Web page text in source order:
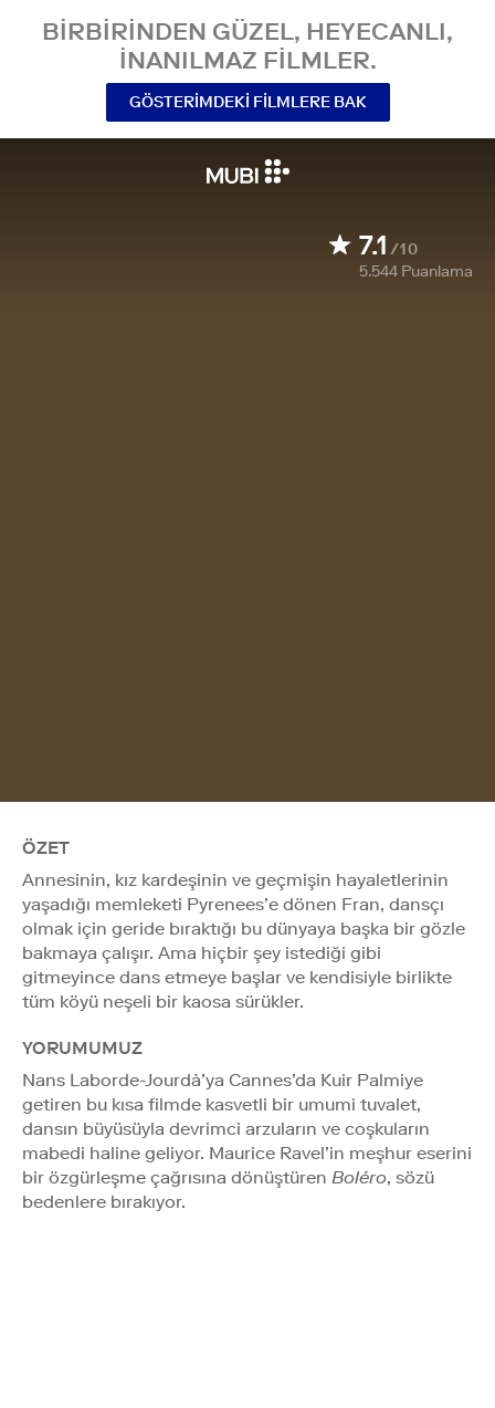
BIRBIRINDEN GÜZEL, HEYECANLI,
INANILMAZ FILMLER.
GÖSTERIMDEKI FILMLERE BAK
7.1 /10
5.544 Puanlama
ÖZET
Annesinin, kız kardeşinin ve geçmişin hayaletlerinin
yaşadığı memleketi Pyrenees’e dönen Fran, dansçı
olmak için geride bıraktığı bu dünyaya başka bir gözle
bakmaya çalışır. Ama hiçbir şey istediği gibi
gitmeyince dans etmeye başlar ve kendisiyle birlikte
tüm köyü neşeli bir kaosa sürükler.
YORUMUMUZ
Nans Laborde-Jourdà’ya Cannes’da Kuir Palmiye
getiren bu kısa filmde kasvetli bir umumi tuvalet,
dansın büyüsüyla devrimci arzuların ve coşkuların
mabedi haline geliyor. Maurice Ravel’in meşhur eserini
bir özgürleşme çağrısına dönüştüren Boléro, sözü
bedenlere bırakıyor.